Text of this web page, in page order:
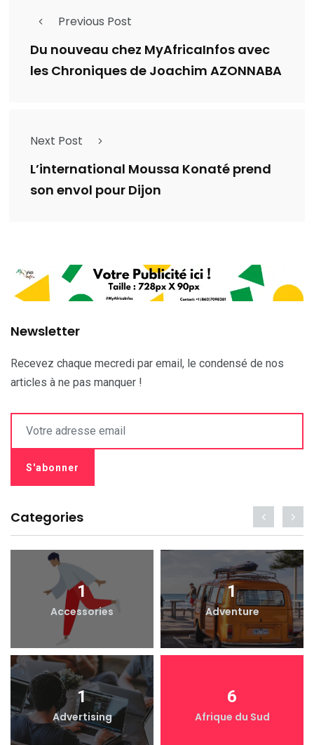
Previous Post
Du nouveau chez MyAfricaInfos avec
les Chroniques de Joachim AZONNABA
Next Post
L’international Moussa Konaté prend
son envol pour Dijon
Newsletter
Recevez chaque mecredi par email, le condensé de nos
articles à ne pas manquer !
Categories
1
Accessories
1
Adventure
1
Advertising
6
Afrique du Sud